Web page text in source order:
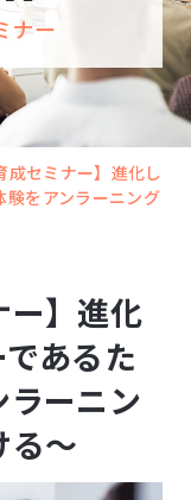
ナー
成セミナー】進化し
験をアンラーニング
ー】進化
あるた
ーニン
る～